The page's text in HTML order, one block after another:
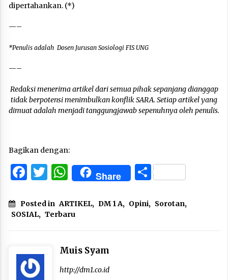
dipertahankan. (*)
—–
*Penulis adalah Dosen Jurusan Sosiologi FIS UNG
—–
Redaksi menerima artikel dari semua pihak sepanjang dianggap
tidak berpotensi menimbulkan konflik SARA. Setiap artikel yang
dimuat adalah menjadi tanggungjawab sepenuhnya oleh penulis.
Bagikan dengan:
Facebook
Twitter
WhatsApp
Share Share
Posted in ARTIKEL, DM 1 A, Opini, Sorotan,
SOSIAL, Terbaru
Muis Syam
http://dm1.co.id